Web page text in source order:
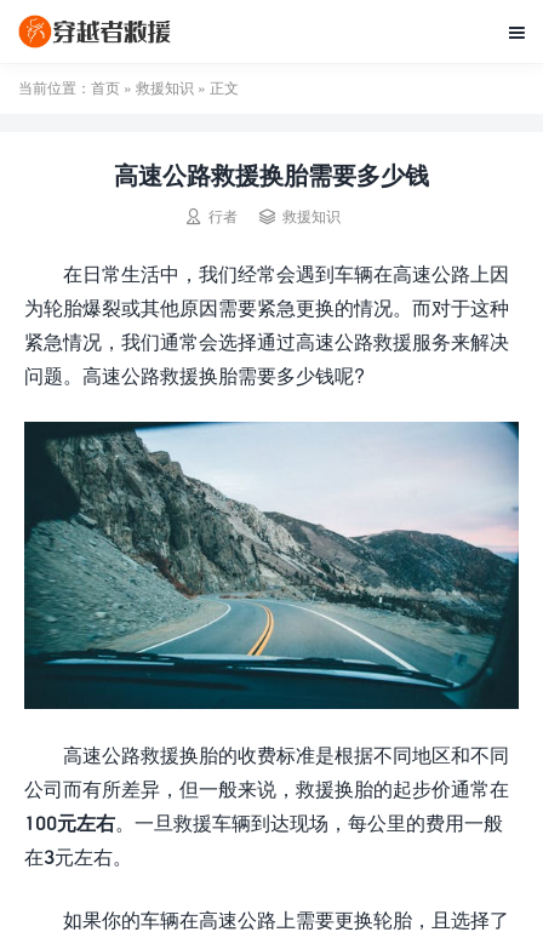

当前位置： 首页 » 救援知识 » 正文
高速公路救援换胎需要多少钱
 行者  救援知识
在日常生活中，我们经常会遇到车辆在高速公路上因
为轮胎爆裂或其他原因需要紧急更换的情况。而对于这种
紧急情况，我们通常会选择通过高速公路救援服务来解决
问题。高速公路救援换胎需要多少钱呢?
高速公路救援换胎的收费标准是根据不同地区和不同
公司而有所差异，但一般来说，救援换胎的起步价通常在
100元左右。一旦救援车辆到达现场，每公里的费用一般
在3元左右。
如果你的车辆在高速公路上需要更换轮胎，且选择了